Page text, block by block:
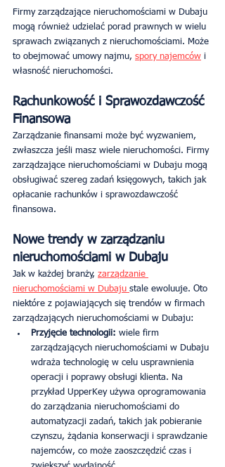
Firmy zarządzające nieruchomościami w Dubaju
mogą również udzielać porad prawnych w wielu
sprawach związanych z nieruchomościami. Może
to obejmować umowy najmu, spory najemców i
własność nieruchomości.
Rachunkowość i Sprawozdawczość
Finansowa
Zarządzanie finansami może być wyzwaniem,
zwłaszcza jeśli masz wiele nieruchomości. Firmy
zarządzające nieruchomościami w Dubaju mogą
obsługiwać szereg zadań księgowych, takich jak
opłacanie rachunków i sprawozdawczość
finansowa.
Nowe trendy w zarządzaniu
nieruchomościami w Dubaju
Jak w każdej branży, zarządzanie
nieruchomościami w Dubaju stale ewoluuje. Oto
niektóre z pojawiających się trendów w firmach
zarządzających nieruchomościami w Dubaju:
Przyjęcie technologii: wiele firm
zarządzających nieruchomościami w Dubaju
wdraża technologię w celu usprawnienia
operacji i poprawy obsługi klienta. Na
przykład UpperKey używa oprogramowania
do zarządzania nieruchomościami do
automatyzacji zadań, takich jak pobieranie
czynszu, żądania konserwacji i sprawdzanie
najemców, co może zaoszczędzić czas i